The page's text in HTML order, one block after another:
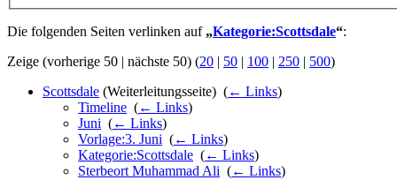
Die folgenden Seiten verlinken auf „Kategorie:Scottsdale“:
Zeige (vorherige 50 | nächste 50) (20 | 50 | 100 | 250 | 500)
Scottsdale (Weiterleitungsseite) ‎ (← Links)
Timeline (← Links)
Juni (← Links)
Vorlage:3. Juni (← Links)
Kategorie:Scottsdale (← Links)
Sterbeort Muhammad Ali (← Links)